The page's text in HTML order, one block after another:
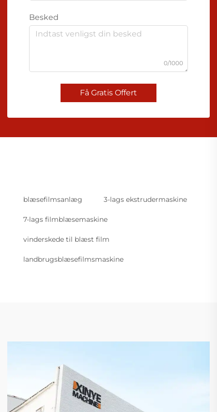
Besked
0/1000
Få Gratis Offert
blæsefilmsanlæg 3-lags ekstrudermaskine
7-lags filmblæsemaskine
vinderskede til blæst film
landbrugsblæsefilmsmaskine